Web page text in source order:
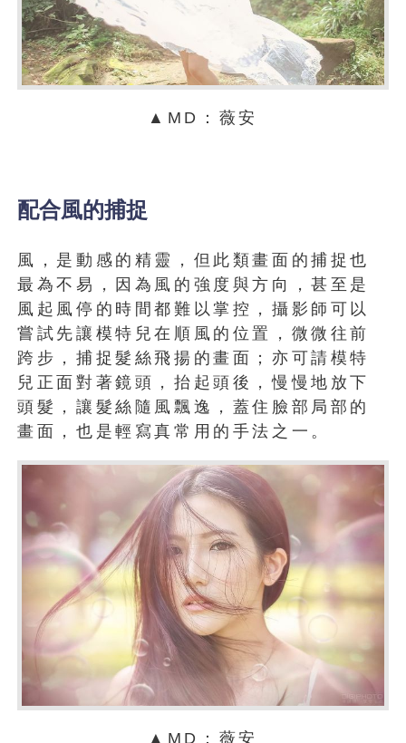
▲MD：薇安
配合風的捕捉
風，是動感的精靈，但此類畫面的捕捉也
最為不易，因為風的強度與方向，甚至是
風起風停的時間都難以掌控，攝影師可以
嘗試先讓模特兒在順風的位置，微微往前
跨步，捕捉髮絲飛揚的畫面；亦可請模特
兒正面對著鏡頭，抬起頭後，慢慢地放下
頭髮，讓髮絲隨風飄逸，蓋住臉部局部的
畫面，也是輕寫真常用的手法之一。
▲MD：薇安